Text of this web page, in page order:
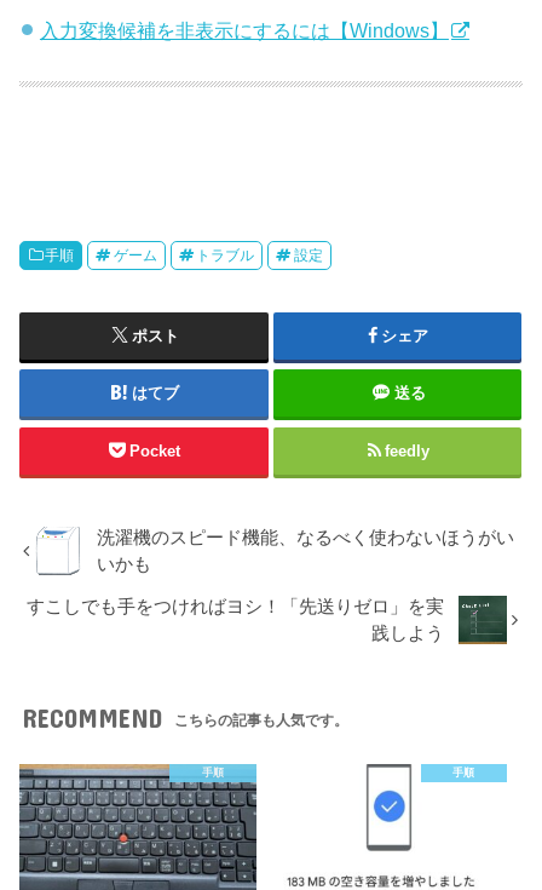
入力変換候補を非表示にするには【Windows】
手順 ゲーム トラブル 設定
ポスト シェア
はてブ 送る
Pocket feedly
洗濯機のスピード機能、なるべく使わないほうがい
いかも
すこしでも手をつければヨシ！「先送りゼロ」を実
践しよう
RECOMMEND こちらの記事も人気です。
手順 手順